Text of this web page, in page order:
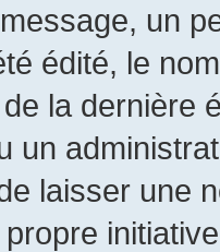
un
édité, le
de la dernière
un
laisser une